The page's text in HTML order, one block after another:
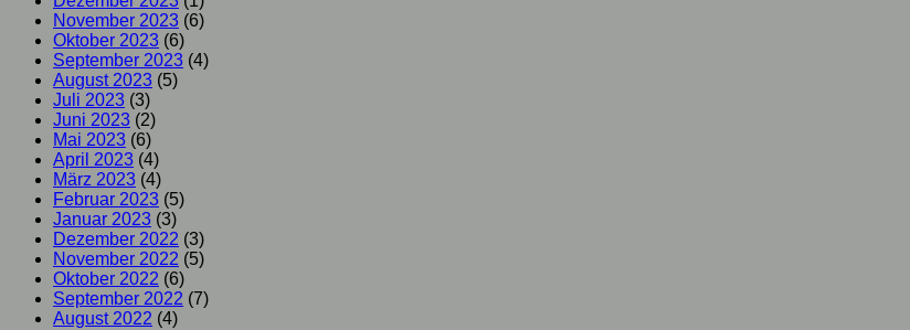
November 2023 (6)
Oktober 2023 (6)
September 2023 (4)
August 2023 (5)
Juli 2023 (3)
Juni 2023 (2)
Mai 2023 (6)
April 2023 (4)
März 2023 (4)
Februar 2023 (5)
Januar 2023 (3)
Dezember 2022 (3)
November 2022 (5)
Oktober 2022 (6)
September 2022 (7)
August 2022 (4)